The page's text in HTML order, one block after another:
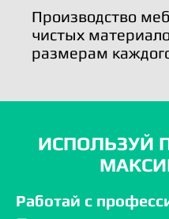
Производство
чистых
размерам
ИСПОЛЬЗУЙ
Работай с